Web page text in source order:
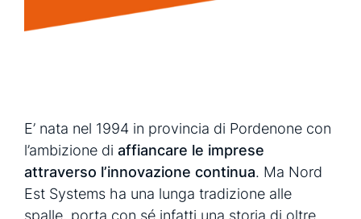
E’ nata nel 1994 in provincia di Pordenone con
l’ambizione di affiancare le imprese
attraverso l’innovazione continua. Ma Nord
Est Systems ha una lunga tradizione alle
spalle, porta con sé infatti una storia di oltre